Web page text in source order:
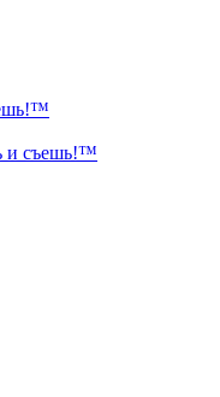
и съешь!™